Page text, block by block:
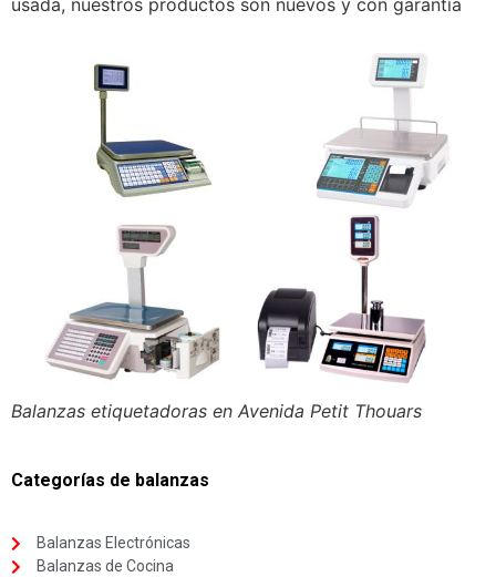
Balanzas etiquetadoras en Avenida Petit Thouars
Categorías de balanzas
Balanzas Electrónicas
Balanzas de Cocina